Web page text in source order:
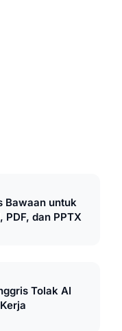
Bawaan untuk
PDF, dan PPTX
Tolak AI